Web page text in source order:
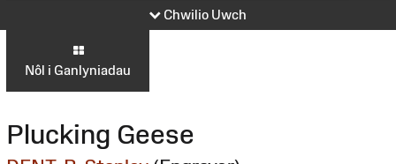
Chwilio Uwch
Nôl i Ganlyniadau
Plucking Geese